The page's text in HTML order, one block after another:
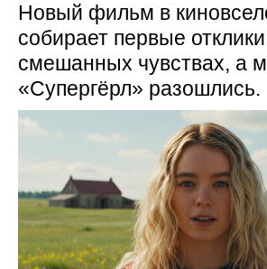
Новый фильм в
собирает первые
смешанных чувствах, а
«Супергёрл» разошлись.